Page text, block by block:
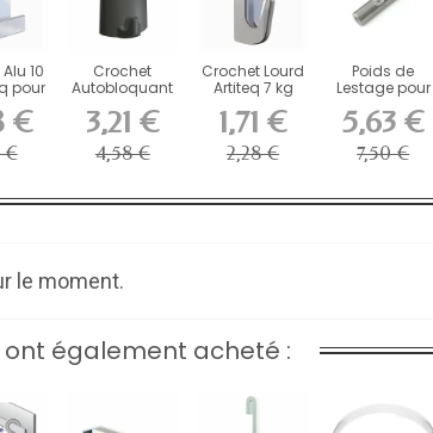
10
pour
€
€
Crochet
Autobloquant
Grip 2...
3,21 €
4,58 €
Crochet Lourd
Artiteq 7 kg
Laiton...
1,71 €
2,28 €
Poids de
Lestage pour
de 2 mm
5,63 €
7,50 €
le moment.
également acheté :